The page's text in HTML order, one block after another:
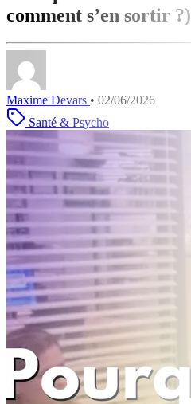
comment s’en sortir ?)
Maxime Devars • 02/06/2026
Santé & Psycho